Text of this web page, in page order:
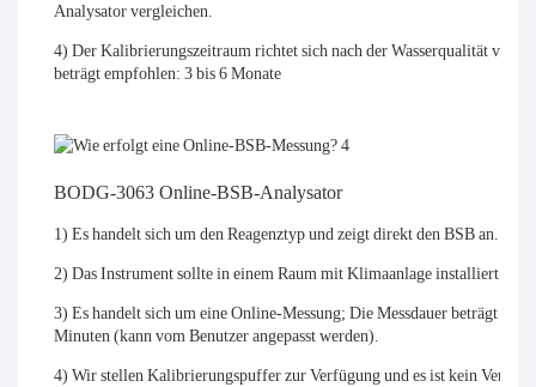
Analysator vergleichen.
4) Der Kalibrierungszeitraum richtet sich nach der Wasserqualität vor
beträgt empfohlen: 3 bis 6 Monate
BODG-3063 Online-BSB-Analysator
1) Es handelt sich um den Reagenztyp und zeigt direkt den BSB an.
2) Das Instrument sollte in einem Raum mit Klimaanlage installiert
3) Es handelt sich um eine Online-Messung; Die Messdauer beträgt 45
Minuten (kann vom Benutzer angepasst werden).
4) Wir stellen Kalibrierungspuffer zur Verfügung und es ist kein